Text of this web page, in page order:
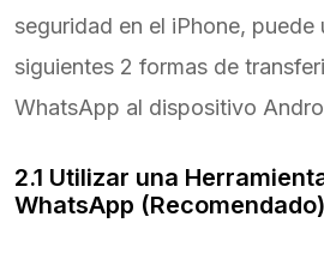
seguridad en el iPhone, puede
siguientes 2 formas de
WhatsApp al dispositivo
2.1 Utilizar una
WhatsApp (Recomendado)